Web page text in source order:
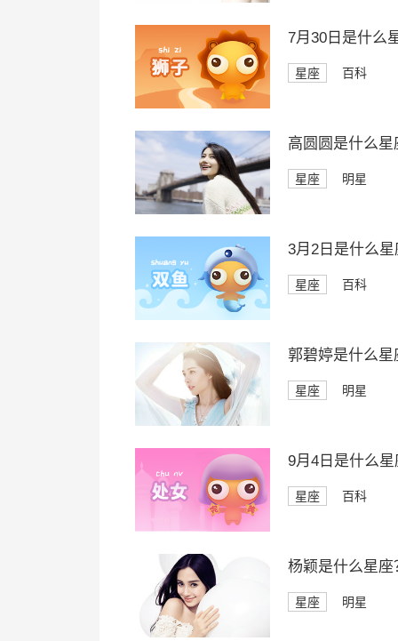
7月30日是什么
星座 百科
高圆圆是什么星
星座 明星
3月2日是什么星
星座 百科
郭碧婷是什么星
星座 明星
9月4日是什么星
星座 百科
杨颖是什么星座
星座 明星